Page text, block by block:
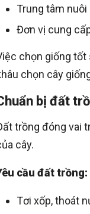
Trung tâm
Đơn vị cung
chọn giống tốt
chọn cây
bị đất
trồng đóng vai
cây.
cầu đất trồng:
Tơi xốp, thoát